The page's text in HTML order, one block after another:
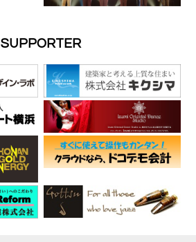
SUPPORTER